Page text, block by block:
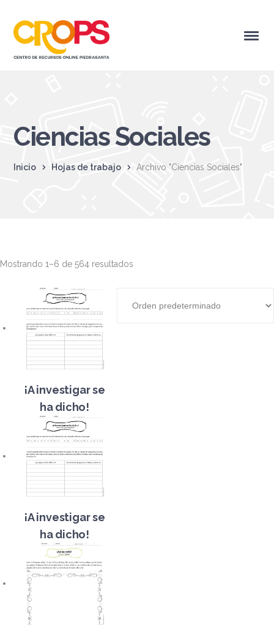
Ciencias Sociales
Inicio Hojas de trabajo Archivo "Ciencias Sociales"
Mostrando 1–6 de 564 resultados
¡A investigar se
ha dicho!
¡A investigar se
ha dicho!